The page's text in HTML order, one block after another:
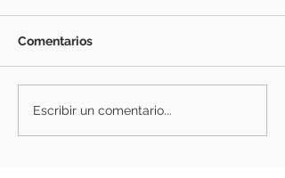
Comentarios
Escribir un comentario...